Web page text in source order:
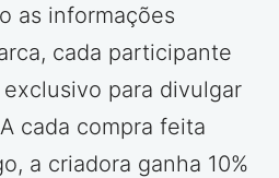
as informações
cada participante
para divulgar
cada compra feita
a criadora ganha 10%